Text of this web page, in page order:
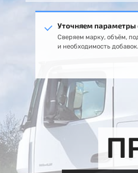
Уточняем параметры
Сверяем марку, объём,
и необходимость добавок.